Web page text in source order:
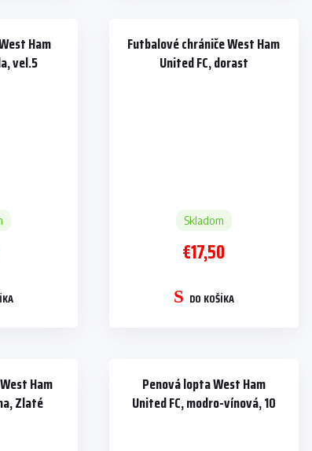
Ham
vel.5
Futbalové chrániče West Ham
United FC, dorast
Skladom
€17,50
DO KOŠÍKA
Ham
Zlaté
Penová lopta West Ham
United FC, modro-vínová, 10